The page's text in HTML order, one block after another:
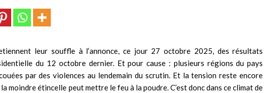
leur souffle à l’annonce, ce jour 27 octobre 2025, des résultats
du 12 octobre dernier. Et pour cause : plusieurs régions du pays
par des violences au lendemain du scrutin. Et la tension reste encore
moindre étincelle peut mettre le feu à la poudre. C’est donc dans ce climat de